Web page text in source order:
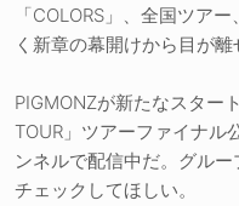
「COLORS」、全国ツア
く新章の幕開けから目が離
PIGMONZが新たなスター
TOUR」ツアーファイナル
ンネルで配信中だ。グル
チェックしてほしい。